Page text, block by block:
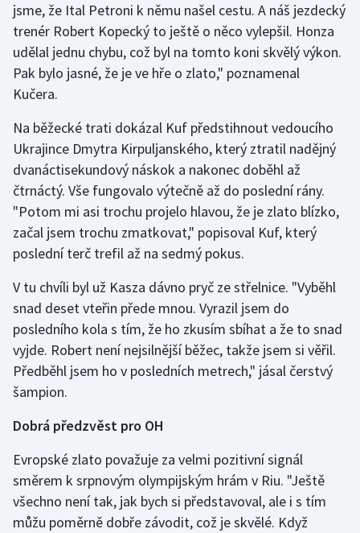
Motorsport
Olympijské hry
Parasport
Plavání
Plážový volejbal
Ragby
Rychlobruslení
Rychlostní kanoistika
Short track
Sportovní střelba
Stolní tenis
Veslování
Vodní slalom
jsme, že Ital Petroni k němu našel cestu. A náš jezdecký
trenér Robert Kopecký to ještě o něco vylepšil. Honza
udělal jednu chybu, což byl na tomto koni skvělý výkon.
Pak bylo jasné, že je ve hře o zlato," poznamenal
Kučera.
Na běžecké trati dokázal Kuf předstihnout vedoucího
Ukrajince Dmytra Kirpuljanského, který ztratil nadějný
dvanáctisekundový náskok a nakonec doběhl až
čtrnáctý. Vše fungovalo výtečně až do poslední rány.
"Potom mi asi trochu projelo hlavou, že je zlato blízko,
začal jsem trochu zmatkovat," popisoval Kuf, který
poslední terč trefil až na sedmý pokus.
V tu chvíli byl už Kasza dávno pryč ze střelnice. "Vyběhl
snad deset vteřin přede mnou. Vyrazil jsem do
posledního kola s tím, že ho zkusím sbíhat a že to snad
vyjde. Robert není nejsilnější běžec, takže jsem si věřil.
Předběhl jsem ho v posledních metrech," jásal čerstvý
šampion.
Dobrá předzvěst pro OH
Evropské zlato považuje za velmi pozitivní signál
směrem k srpnovým olympijským hrám v Riu. "Ještě
všechno není tak, jak bych si představoval, ale i s tím
můžu poměrně dobře závodit, což je skvělé. Když